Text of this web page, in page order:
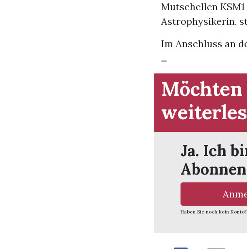
Mutschellen
Astrophysikerin,
Im Anschluss an
...
Möchten
Ja. Ich
Haben Sie noch kein Konto?